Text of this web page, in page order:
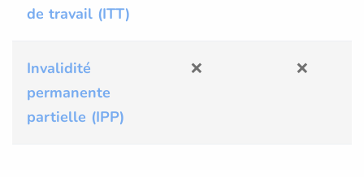
de travail (ITT)
Invalidité
permanente
partielle (IPP)
❌ ❌